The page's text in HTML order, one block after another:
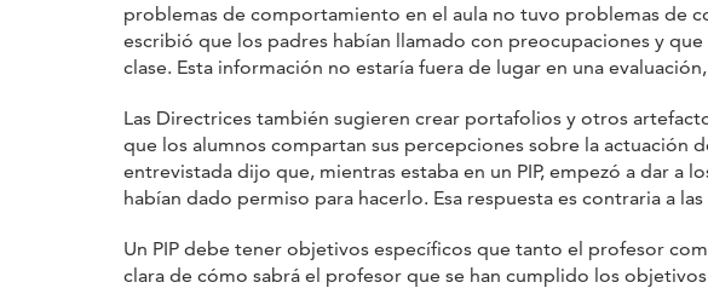
problemas de comportamiento en el aula no tuvo problemas de
escribió que los padres habían llamado con preocupaciones y
clase. Esta información no estaría fuera de lugar en una
Las Directrices también sugieren crear portafolios y otros
que los alumnos compartan sus percepciones sobre la
entrevistada dijo que, mientras estaba en un PIP, empezó a dar a
habían dado permiso para hacerlo. Esa respuesta es contraria a
Un PIP debe tener objetivos específicos que tanto el profesor
clara de cómo sabrá el profesor que se han cumplido los